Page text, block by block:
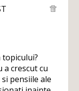
a crescut cu
pensiile ale